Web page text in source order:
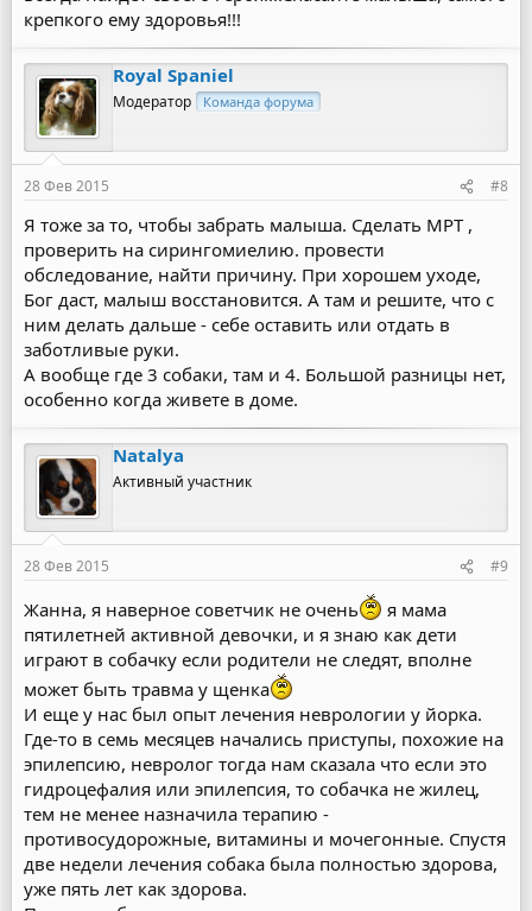
крепкого ему здоровья!!!
Royal Spaniel
Модератор Команда форума
28 Фев 2015 #8
Я тоже за то, чтобы забрать малыша. Сделать МРТ ,
проверить на сирингомиелию. провести
обследование, найти причину. При хорошем уходе,
Бог даст, малыш восстановится. А там и решите, что с
ним делать дальше - себе оставить или отдать в
заботливые руки.
А вообще где 3 собаки, там и 4. Большой разницы нет,
особенно когда живете в доме.
Natalya
Активный участник
28 Фев 2015 #9
Жанна, я наверное советчик не очень
я мама
пятилетней активной девочки, и я знаю как дети
играют в собачку если родители не следят, вполне
может быть травма у щенка
И еще у нас был опыт лечения неврологии у йорка.
Где-то в семь месяцев начались приступы, похожие на
эпилепсию, невролог тогда нам сказала что если это
гидроцефалия или эпилепсия, то собачка не жилец,
тем не менее назначила терапию -
противосудорожные, витамины и мочегонные. Спустя
две недели лечения собака была полностью здорова,
уже пять лет как здорова.